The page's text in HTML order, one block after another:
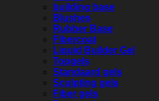
building base
Blushes
Rubber Base
Fibercoat
Liquid Builder Gel
Topgels
Standaard gels
Sculpting gels
Fiber gels